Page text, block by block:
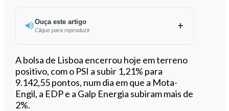
Ouça este artigo
Clique para reproduzir
Ouvir este artigo
A bolsa de Lisboa encerrou hoje em terreno
positivo, com o PSI a subir 1,21% para
9.142,55 pontos, num dia em que a Mota-
Engil, a EDP e a Galp Energia subiram mais de
2%.